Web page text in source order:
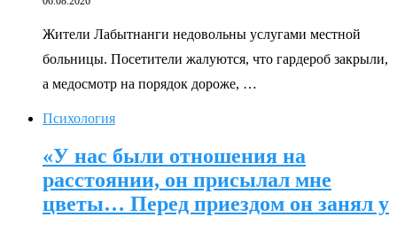
Жители Лабытнанги недовольны услугами местной
больницы. Посетители жалуются, что гардероб закрыли,
а медосмотр на порядок дороже, …
Психология
«У нас были отношения на
расстоянии, он присылал мне
цветы… Перед приездом он занял у